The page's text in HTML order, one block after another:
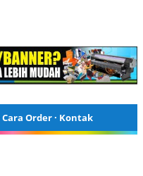
Cara Order· Kontak